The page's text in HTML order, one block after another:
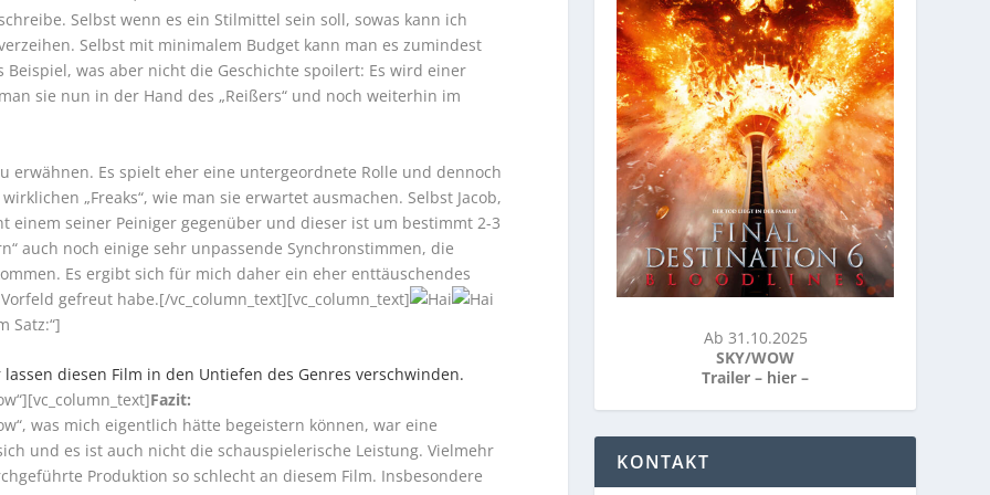
Selbst wenn es ein Stilmittel sein soll, sowas kann ich
Selbst mit minimalem Budget kann man es zumindest
was aber nicht die Geschichte spoilert: Es wird einer
sie nun in der Hand des „Reißers“ und noch weiterhin im
erwähnen. Es spielt eher eine untergeordnete Rolle und dennoch
„Freaks“, wie man sie erwartet ausmachen. Selbst Jacob,
einem seiner Peiniger gegenüber und dieser ist um bestimmt 2-3
auch noch einige sehr unpassende Synchronstimmen, die
Es ergibt sich für mich daher ein eher enttäuschendes
gefreut habe.[/vc_column_text][vc_column_text]
Satz:“]
diesen Film in den Untiefen des Genres verschwinden.
Fazit:
was mich eigentlich hätte begeistern können, war eine
und es ist auch nicht die schauspielerische Leistung. Vielmehr
Produktion so schlecht an diesem Film. Insbesondere
Ab 31.10.2025
SKY/WOW
Trailer – hier–
KONTAKT